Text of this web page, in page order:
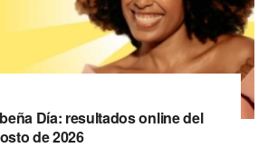
Día: resultados online del
de 2026